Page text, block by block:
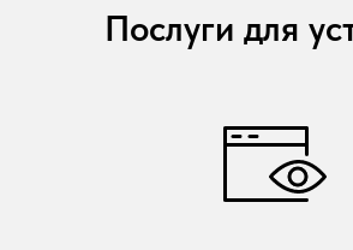
Послуги для